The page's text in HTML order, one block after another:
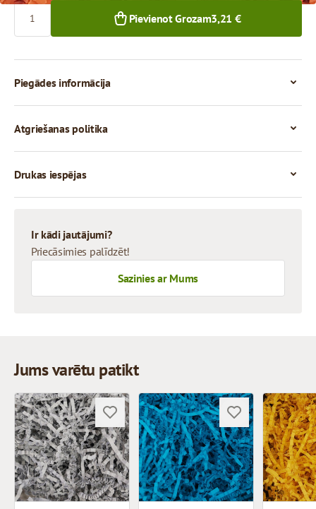
Skaits
Pievienot Grozam3,21 €
Piegādes informācija
Atgriešanas politika
Drukas iespējas
Ir kādi jautājumi?
Priecāsimies palīdzēt!
Sazinies ar Mums
Jums varētu patikt